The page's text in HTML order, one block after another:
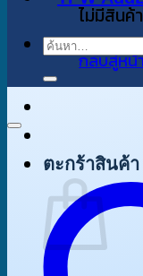
ไม่มีสินค้
กลับสู่หน้
ตะกร้าสินค้า
ค้นหา: